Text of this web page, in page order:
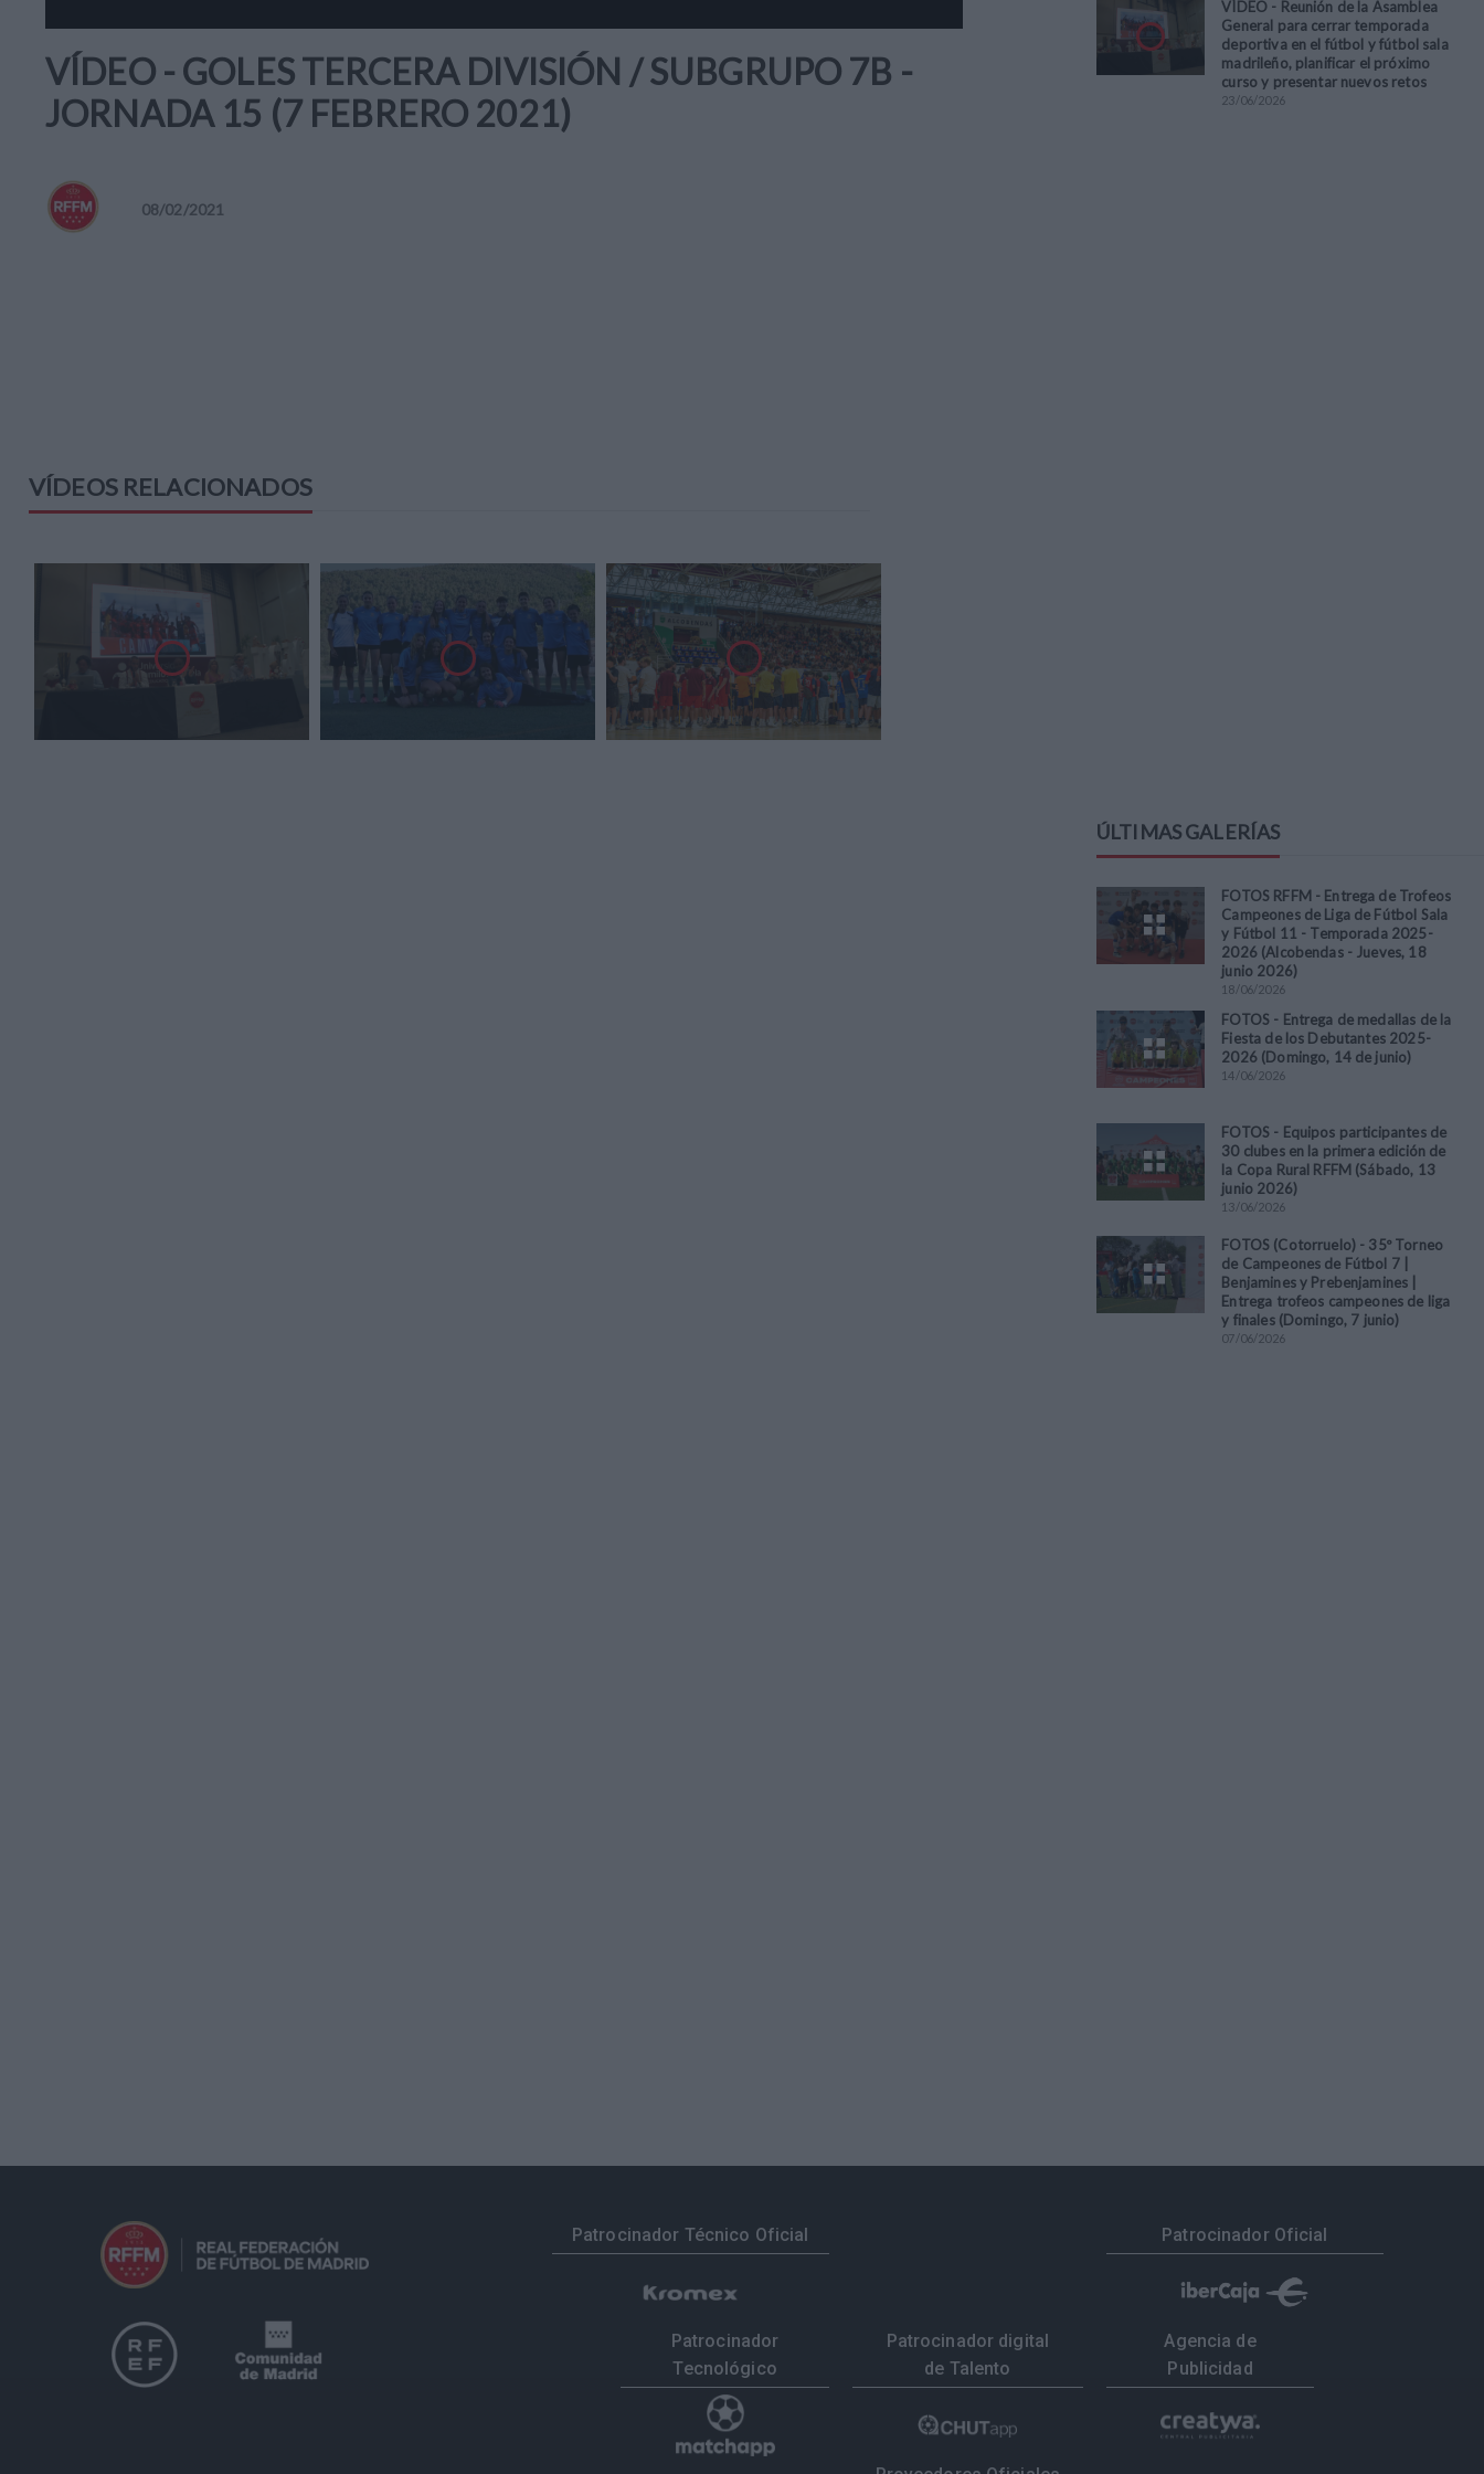
VÍDEO - GOLES TERCERA DIVISIÓN / SUBGRUPO 7B -
JORNADA 15 (7 FEBRERO 2021)
08/02/2021
VÍDEOS RELACIONADOS
VÍDEO - Reunión de la Asamblea
General para cerrar temporada
deportiva en el fútbol y fútbol sala
madrileño, planificar el próximo
curso y presentar nuevos retos
23/06/2026
ÚLTIMAS GALERÍAS
FOTOS RFFM - Entrega de Trofeos
Campeones de Liga de Fútbol Sala
y Fútbol 11 - Temporada 2025-
2026 (Alcobendas - Jueves, 18
junio 2026)
18/06/2026
FOTOS - Entrega de medallas de la
Fiesta de los Debutantes 2025-
2026 (Domingo, 14 de junio)
14/06/2026
FOTOS - Equipos participantes de
30 clubes en la primera edición de
la Copa Rural RFFM (Sábado, 13
junio 2026)
13/06/2026
FOTOS (Cotorruelo) - 35º Torneo
de Campeones de Fútbol 7 |
Benjamines y Prebenjamines |
Entrega trofeos campeones de liga
y finales (Domingo, 7 junio)
07/06/2026
Patrocinador Técnico Oficial Patrocinador Oficial
Patrocinador
Tecnológico
Patrocinador digital
de Talento
Agencia de
Publicidad